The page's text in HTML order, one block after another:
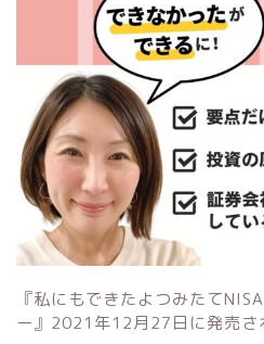
『私にもできたよつみたて
ー』 2021年12月27日に発売さ